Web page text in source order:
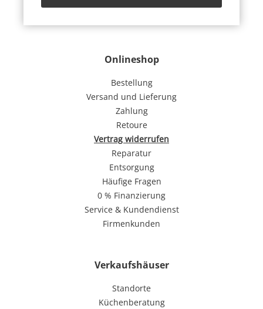
Onlineshop
Bestellung
Versand und Lieferung
Zahlung
Retoure
Vertrag widerrufen
Reparatur
Entsorgung
Häufige Fragen
0 % Finanzierung
Service & Kundendienst
Firmenkunden
Verkaufshäuser
Standorte
Küchenberatung